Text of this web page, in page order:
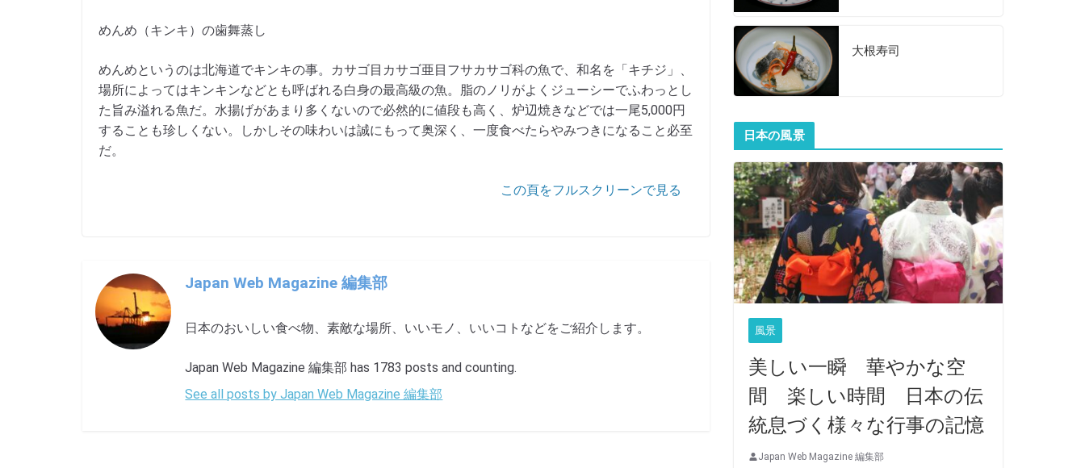
めんめ（キンキ）の歯舞蒸し
めんめというのは北海道でキンキの事。カサゴ目カサゴ亜目フサカサゴ科の魚で、和名を「キチジ」、
場所によってはキンキンなどとも呼ばれる白身の最高級の魚。脂のノリがよくジューシーでふわっとし
た旨み溢れる魚だ。水揚げがあまり多くないので必然的に値段も高く、炉辺焼きなどでは一尾5,000円
することも珍しくない。しかしその味わいは誠にもって奥深く、一度食べたらやみつきになること必至
だ。
この頁をフルスクリーンで見る
Japan Web Magazine 編集部
日本のおいしい食べ物、素敵な場所、いいモノ、いいコトなどをご紹介します。
Japan Web Magazine 編集部 has 1783 posts and counting.
See all posts by Japan Web Magazine 編集部
大根寿司
日本の風景
風景
美しい一瞬 華やかな空
間 楽しい時間 日本の伝
統息づく様々な行事の記憶
Japan Web Magazine 編集部